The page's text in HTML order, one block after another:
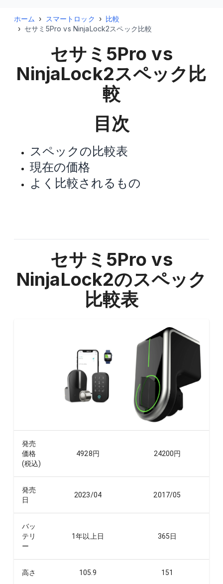
ホーム › スマートロック › 比較
› セサミ5Pro vs NinjaLock2スペック比較
セサミ5Pro vs
NinjaLock2スペック比
較
目次
スペックの比較表
現在の価格
よく比較されるもの
セサミ5Pro vs
NinjaLock2のスペック
比較表
発売
価格
(税込)
4928円 24200円
発売
日
2023/04 2017/05
バッ
テリ
ー
1年以上 日 365日
高さ 105.9 151